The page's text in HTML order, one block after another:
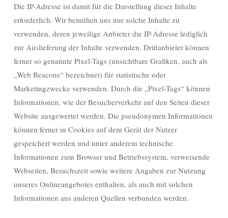
Die IP-Adresse ist damit für die Darstellung dieser Inhalte
erforderlich. Wir bemühen uns nur solche Inhalte zu
verwenden, deren jeweilige Anbieter die IP-Adresse lediglich
zur Auslieferung der Inhalte verwenden. Drittanbieter können
ferner so genannte Pixel-Tags (unsichtbare Grafiken, auch als
„Web Beacons“ bezeichnet) für statistische oder
Marketingzwecke verwenden. Durch die „Pixel-Tags“ können
Informationen, wie der Besucherverkehr auf den Seiten dieser
Website ausgewertet werden. Die pseudonymen Informationen
können ferner in Cookies auf dem Gerät der Nutzer
gespeichert werden und unter anderem technische
Informationen zum Browser und Betriebssystem, verweisende
Webseiten, Besuchszeit sowie weitere Angaben zur Nutzung
unseres Onlineangebotes enthalten, als auch mit solchen
Informationen aus anderen Quellen verbunden werden.